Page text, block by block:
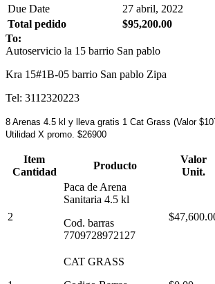
Due Date
27 abril, 2022
Total pedido
$95,200.00
To:
Autoservicio la 15 barrio San pablo
Kra 15#1B-05 barrio San pablo Zipa
Tel: 3112320223
8 Arenas 4.5 kl y lleva gratis 1 Cat Grass (Valor
Utilidad X promo. $26900
Item
Cantidad
Producto
Valor
Unit.
2
Paca de Arena
Sanitaria 4.5 kl
Cod. barras
7709728972127
CAT GRASS